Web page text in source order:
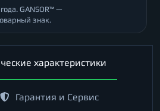
GANSOR™ —
знак.
характеристики
Гарантия и Сервис